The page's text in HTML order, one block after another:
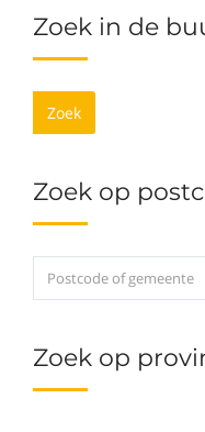
Zoek in de
Zoek
Zoek op
Zoek op